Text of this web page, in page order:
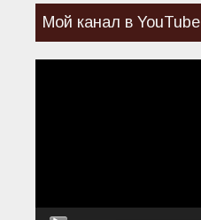
Мой канал в YouTube